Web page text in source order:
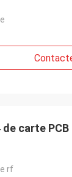
de carte
rf